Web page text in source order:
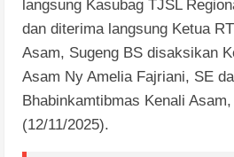
langsung Kasubag TJSL
dan diterima langsung Ketua
Asam, Sugeng BS disaksikan
Asam Ny Amelia Fajriani, SE
Bhabinkamtibmas Kenali
(12/11/2025).